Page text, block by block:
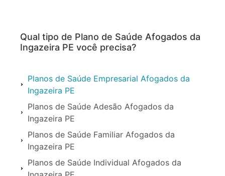
Qual tipo de Plano de Saúde Afogados da
Ingazeira PE você precisa?
Planos de Saúde Empresarial Afogados da
Ingazeira PE
Planos de Saúde Adesão Afogados da
Ingazeira PE
Planos de Saúde Familiar Afogados da
Ingazeira PE
Planos de Saúde Individual Afogados da